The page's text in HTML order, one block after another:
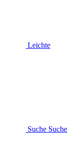
Leichte
Suche Suche